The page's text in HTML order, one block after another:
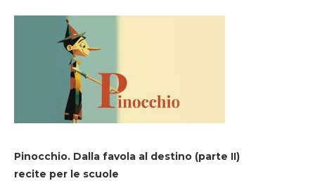
Pinocchio. Dalla favola al destino (parte II)
recite per le scuole